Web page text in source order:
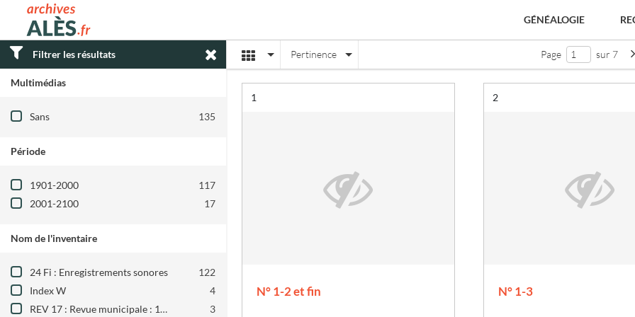
Archives municipales d'Alès GÉNÉALOGIE
Filtrer les résultats
Multimédias
Filtre les résultats par : Multimédias
Sans 135
Période
Filtre les résultats par : Période
1901-2000
117
2001-2100
17
Nom de l'inventaire
Filtre les résultats par : Nom de l'inventaire
24 Fi : Enregistrements sonores
122
Index W
4
REV 17 : Revue municipale : 1960-1969
3
AffichagePertinence Page sur 7
Résultat n°
1
N° 1-2 et fin
Résultat n°
2
N° 1-3